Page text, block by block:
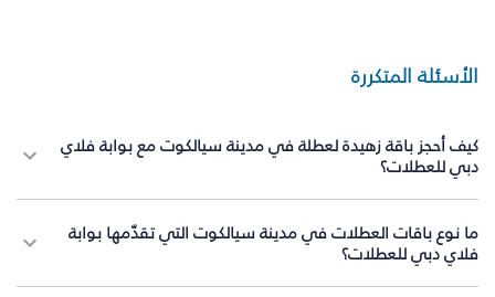
الأسئلة المتكررة
كيف أحجز باقة زهيدة لعطلة في مدينة سيالكوت مع بوابة فلاي
دبي للعطلات؟
ما نوع باقات العطلات في مدينة سيالكوت التي تقدّمها بوابة
فلاي دبي للعطلات؟